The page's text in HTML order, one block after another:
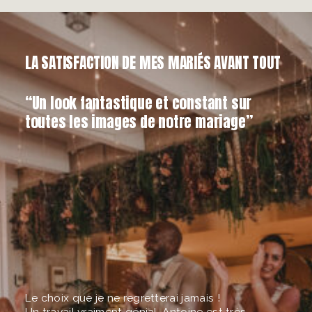
“Un look fantastique et constant sur
toutes les images de notre mariage”
LA SATISFACTION DE MES MARIÉS AVANT TOUT
Le choix que je ne regretterai jamais !